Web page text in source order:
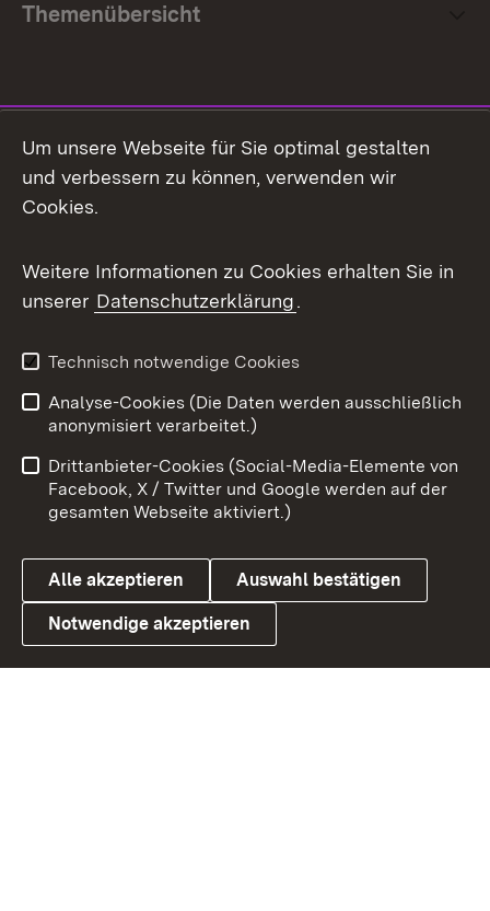
Themenübersicht
Facebook
X / Twitter
Youtube
Link zum Landesportal
Impressum
Kontakt
Barrierefreiheit
Datenschutz
Cookies
Um unsere Webseite für Sie optimal gestalten
und verbessern zu können, verwenden wir
Cookies.
Weitere Informationen zu Cookies erhalten Sie in
unserer Datenschutzerklärung.
Technisch notwendige Cookies
Analyse-Cookies (Die Daten werden ausschließlich
anonymisiert verarbeitet.)
Drittanbieter-Cookies (Social-Media-Elemente von
Facebook, X / Twitter und Google werden auf der
gesamten Webseite aktiviert.)
Alle akzeptieren Auswahl bestätigen
Notwendige akzeptieren